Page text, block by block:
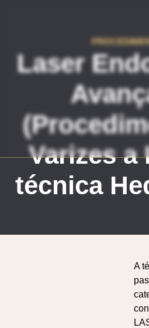
Laser
Varizes a
técnica
A